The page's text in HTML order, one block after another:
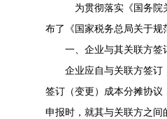
为贯彻落实《国务院
布了《国家税务总局关于
一、企业与其关联方签订
企业应自与关联方签订（
签订（变更）成本分摊协
申报时，就其与关联方之